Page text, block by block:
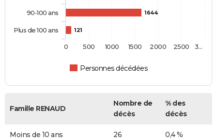
1644
121
Personnes décédées
90-100 ans
Plus de 100 ans
0 500 1000 1500 2000 2500 3…
Famille RENAUD
Nombre de
décès
% des
décès
Moins de 10 ans 26 0,4 %